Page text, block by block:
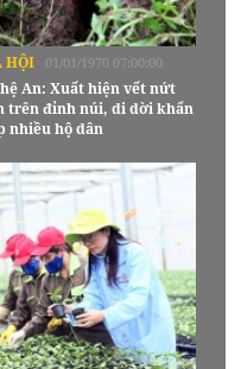
HỘI 01/01/1970 07:00:00
An: Xuất hiện vết nứt
trên đỉnh núi, di dời khẩn
nhiều hộ dân